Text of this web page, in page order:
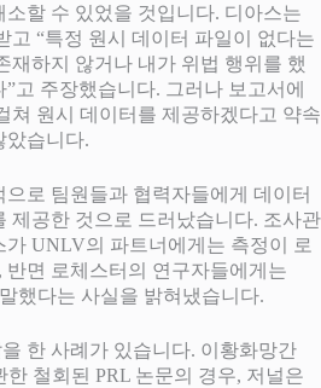
할 수 있었을 것입니다. 디아스는
고 “특정 원시 데이터 파일이 없다는
재하지 않거나 내가 위법 행위를 했
고 주장했습니다. 그러나 보고서에
쳐 원시 데이터를 제공하겠다고 약속
았습니다.
로 팀원들과 협력자들에게 데이터
제공한 것으로 드러났습니다. 조사관
UNLV의 파트너에게는 측정이 로
면 로체스터의 연구자들에게는
했다는 사실을 밝혀냈습니다.
한 사례가 있습니다. 이황화망간
한 철회된 PRL 논문의 경우, 저널은